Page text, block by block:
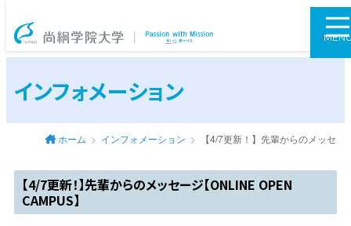
尚絅学院大学
インフォメーション
ホーム インフォメーション 【4/7更新！】先輩からのメッセ
【4/7更新！】先輩からのメッセージ【ONLINE OPEN
CAMPUS】